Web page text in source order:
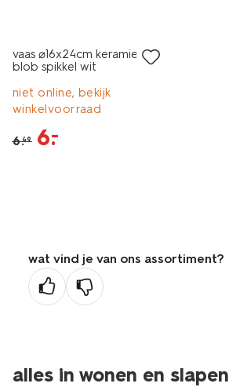
vaas ⌀16x24cm keramiek
blob spikkel wit
niet online, bekijk
winkelvoorraad
6.49 6.
–
wat vind je van ons assortiment?
alles in wonen en slapen